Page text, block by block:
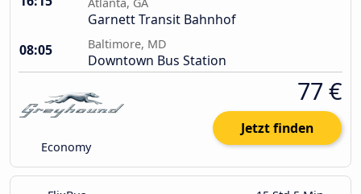
Garnett Transit Bahnhof
08:05
Baltimore, MD
Downtown Bus Station
Economy
77 €
Jetzt finden